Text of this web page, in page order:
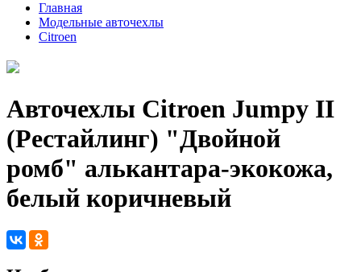
Главная
Модельные авточехлы
Citroen
Авточехлы Citroen Jumpy II
(Рестайлинг) "Двойной
ромб" алькантара-экокожа,
белый коричневый